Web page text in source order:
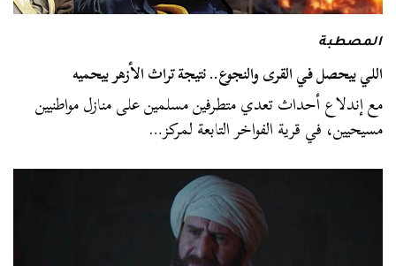
المصطبة
اللي بيحصل في القرى والنجوع.. نتيجة تراث الأزهر بيحميه
مع إندلاع أحداث تعدي متطرفين مسلمين على منازل مواطنيين
مسيحيين، في قرية الفواخر التابعة لمركز…